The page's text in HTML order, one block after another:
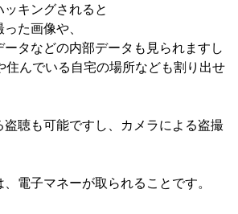
キングされると
た画像や、
ータなどの内部データも見られますし
住んでいる自宅の場所なども割り出せ
盗聴も可能ですし、カメラによる盗撮
電子マネーが取られることです。